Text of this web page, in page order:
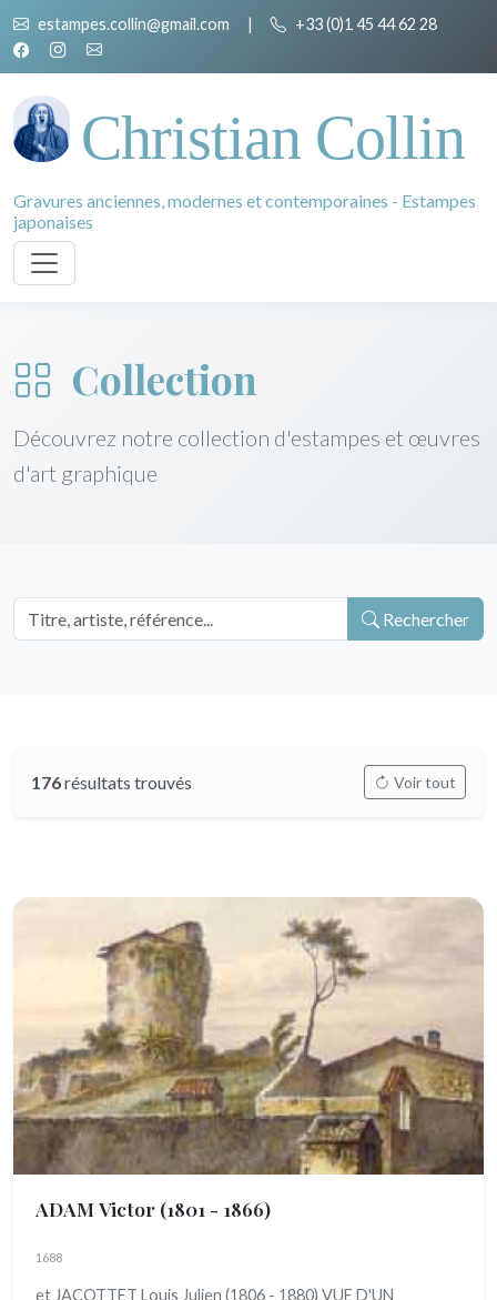
estampes.collin@gmail.com | +33 (0)1 45 44 62 28
Christian Collin
Gravures anciennes, modernes et contemporaines - Estampes
japonaises
Collection
Découvrez notre collection d'estampes et œuvres
d'art graphique
Rechercher
176résultats trouvés Voir tout
ADAM Victor (1801 - 1866)
1688
et JACOTTET Louis Julien (1806 - 1880) VUE D'UN